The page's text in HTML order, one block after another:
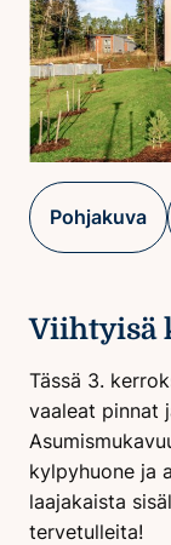
Pohjakuva
Viihtyisä
Tässä 3.
vaaleat pinnat
kylpyhuone ja
laajakaista
tervetulleita!